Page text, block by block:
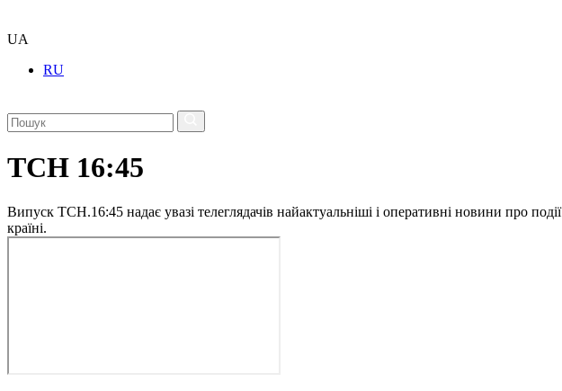
UA
RU
ТСН 16:45
Випуск ТСН.16:45 надає увазі телеглядачів найактуальніші і оперативні новини про
країні.